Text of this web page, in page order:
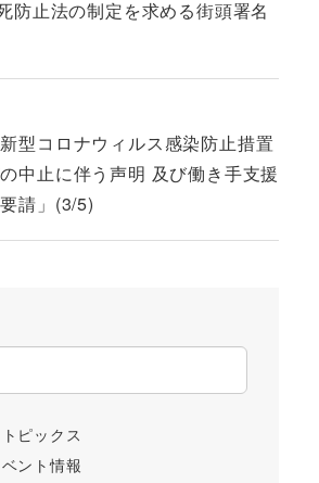
止法の制定を求める街頭署名
型コロナウィルス感染防止措置
中止に伴う声明 及び働き手支援
請」(3/5)
ピックス
ント情報